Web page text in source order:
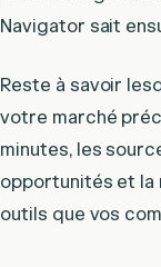
Navigator sait
Reste à savoir
votre marché
minutes, les
opportunités et la
outils que vos